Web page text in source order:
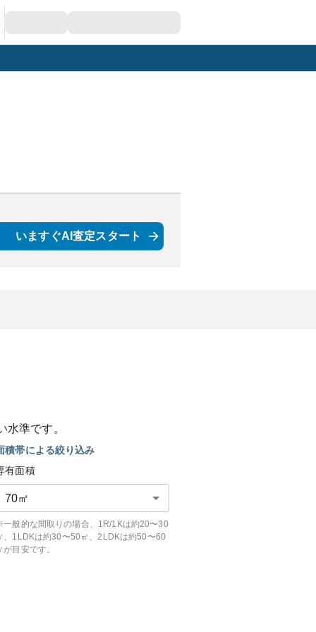
いますぐAI査定スタート
水準です。
積帯による絞り込み
有面積
70㎡
般的な間取りの場合、1R/1Kは約20〜30
、1LDKは約30〜50㎡、2LDKは約50〜60
が目安です。